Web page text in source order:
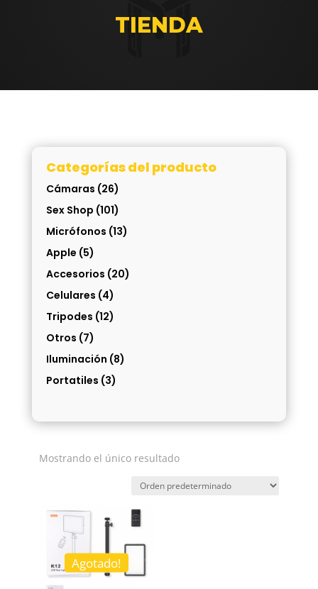
TIENDA
Categorías del producto
Cámaras (26)
Sex Shop (101)
Micrófonos (13)
Apple (5)
Accesorios (20)
Celulares (4)
Tripodes (12)
Otros (7)
Iluminación (8)
Portatiles (3)
Mostrando el único resultado
Agotado!